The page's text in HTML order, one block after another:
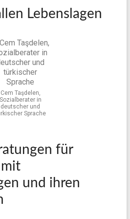
Lebenslagen
Cem Taşdelen,
Sozialberater in
deutscher und
Sprache
für
und ihren